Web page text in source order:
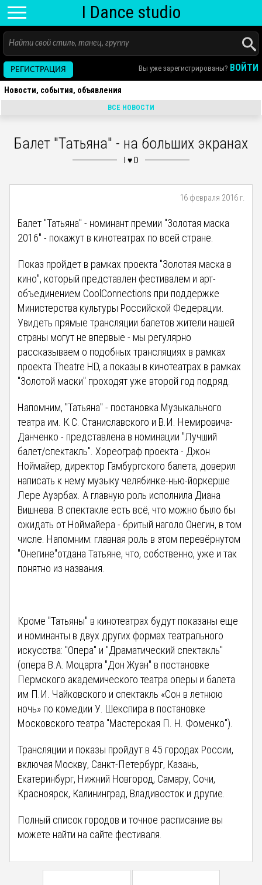
I Dance studio
Вы уже зарегистрированы? ВОЙТИ
РЕГИСТРАЦИЯ
Новости, события, объявления
ВСЕ НОВОСТИ
Балет "Татьяна" - на больших экранах
16 февраля 2016 г.
Балет "Татьяна" - номинант премии "Золотая маска
2016" - покажут в кинотеатрах по всей стране.
Показ пройдет в рамках проекта "Золотая маска в
кино", который представлен фестивалем и арт-
объединением CoolСonnections при поддержке
Министерства культуры Российской Федерации.
Увидеть прямые трансляции балетов жители нашей
страны могут не впервые - мы регулярно
рассказываем о подобных трансляциях в рамках
проекта Theatre HD, а показы в кинотеатрах в рамках
"Золотой маски" проходят уже второй год подряд.
Напомним, "Татьяна" - постановка Музыкального
театра им. К.С. Станиславского и В.И. Немировича-
Данченко - представлена в номинации "Лучший
балет/спектакль". Хореограф проекта - Джон
Ноймайер, директор Гамбургского балета, доверил
написать к нему музыку челябинке-нью-йоркерше
Лере Ауэрбах. А главную роль исполнила Диана
Вишнева. В спектакле есть всё, что можно было бы
ожидать от Ноймайера - бритый наголо Онегин, в том
числе. Напомним: главная роль в этом перевёрнутом
"Онегине"отдана Татьяне, что, собственно, уже и так
понятно из названия.
Кроме "Татьяны" в кинотеатрах будут показаны еще
и номинанты в двух других формах театрального
искусства: "Опера" и "Драматический спектакль"
(опера В.А. Моцарта "Дон Жуан" в постановке
Пермского академического театра оперы и балета
им П.И. Чайковского и спектакль «Сон в летнюю
ночь» по комедии У. Шекспира в постановке
Московского театра "Мастерская П. Н. Фоменко").
Трансляции и показы пройдут в 45 городах России,
включая Москву, Санкт-Петербург, Казань,
Екатеринбург, Нижний Новгород, Самару, Сочи,
Красноярск, Калининград, Владивосток и другие.
Полный список городов и точное расписание вы
можете найти на сайте фестиваля.